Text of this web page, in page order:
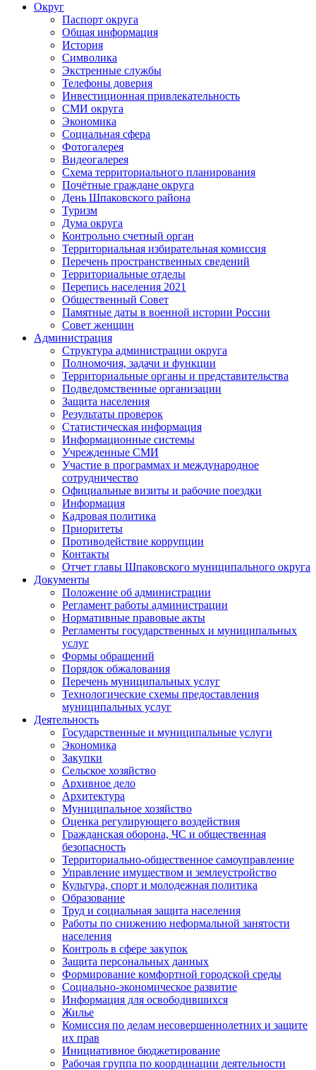
Округ
Паспорт округа
Общая информация
История
Символика
Экстренные службы
Телефоны доверия
Инвестиционная привлекательность
СМИ округа
Экономика
Социальная сфера
Фотогалерея
Видеогалерея
Схема территориального планирования
Почётные граждане округа
День Шпаковского района
Туризм
Дума округа
Контрольно счетный орган
Территориальная избирательная комиссия
Перечень пространственных сведений
Территориальные отделы
Перепись населения 2021
Общественный Совет
Памятные даты в военной истории России
Совет женщин
Администрация
Структура администрации округа
Полномочия, задачи и функции
Территориальные органы и представительства
Подведомственные организации
Защита населения
Результаты проверок
Статистическая информация
Информационные системы
Учрежденные СМИ
Участие в программах и международное
сотрудничество
Официальные визиты и рабочие поездки
Информация
Кадровая политика
Приоритеты
Противодействие коррупции
Контакты
Отчет главы Шпаковского муниципального округа
Документы
Положение об администрации
Регламент работы администрации
Нормативные правовые акты
Регламенты государственных и муниципальных
услуг
Формы обращений
Порядок обжалования
Перечень муниципальных услуг
Технологические схемы предоставления
муниципальных услуг
Деятельность
Государственные и муниципальные услуги
Экономика
Закупки
Сельское хозяйство
Архивное дело
Архитектура
Муниципальное хозяйство
Оценка регулирующего воздействия
Гражданская оборона, ЧС и общественная
безопасность
Территориально-общественное самоуправление
Управление имуществом и землеустройство
Культура, спорт и молодежная политика
Образование
Труд и социальная защита населения
Работы по снижению неформальной занятости
населения
Контроль в сфере закупок
Защита персональных данных
Формирование комфортной городской среды
Социально-экономическое развитие
Информация для освободившихся
Жилье
Комиссия по делам несовершеннолетних и защите
их прав
Инициативное бюджетирование
Рабочая группа по координации деятельности